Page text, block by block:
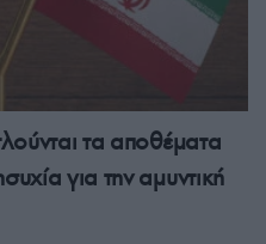
τα αποθέματα
για την αμυντική